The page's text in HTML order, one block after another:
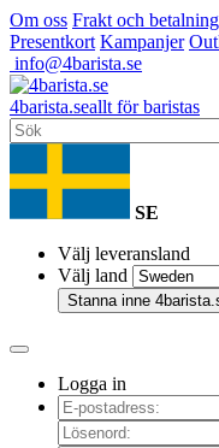
Om oss Frakt och betalning
Presentkort Kampanjer
info@4barista.se
4barista.seallt för baristas
SE
Välj leveransland
Välj land
Stanna inne
Logga in